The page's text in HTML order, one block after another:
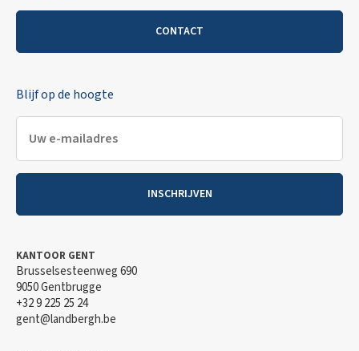
CONTACT
Blijf op de hoogte
INSCHRIJVEN
KANTOOR GENT
Brusselsesteenweg 690
9050 Gentbrugge
+32 9 225 25 24
gent@landbergh.be